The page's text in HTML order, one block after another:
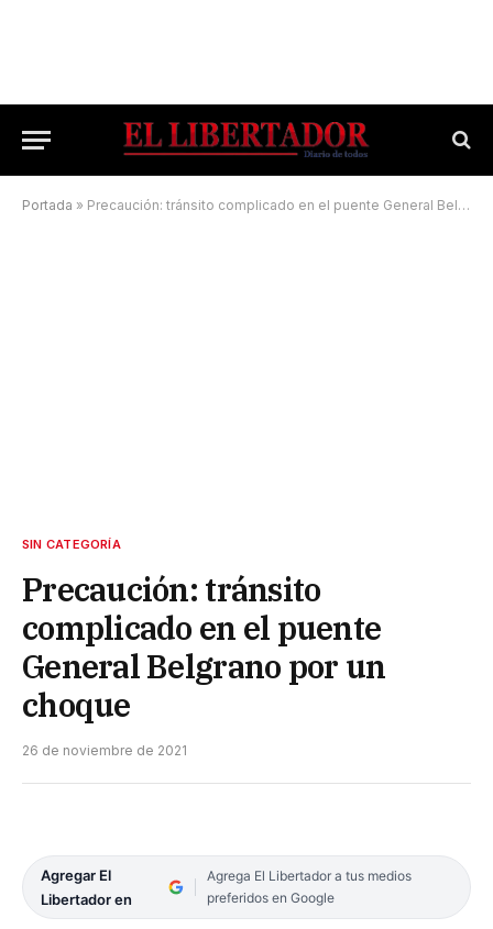
Portada » Precaución: tránsito complicado en el puente General Belgrano por un choque
SIN CATEGORÍA
Precaución: tránsito
complicado en el puente
General Belgrano por un
choque
26 de noviembre de 2021
Agregar El
Libertador en
Agrega El Libertador a tus medios
preferidos en Google